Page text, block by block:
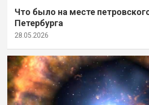
Что было на месте
Петербурга
28.05.2026